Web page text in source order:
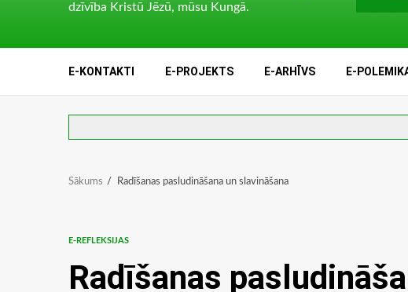
dzīvība Kristū Jēzū, mūsu Kungā.
E-KONTAKTI E-PROJEKTS E-ARHĪVS E-
Sākums Radīšanas pasludināšana un slavināšana
E-REFLEKSIJAS
Radīšanas